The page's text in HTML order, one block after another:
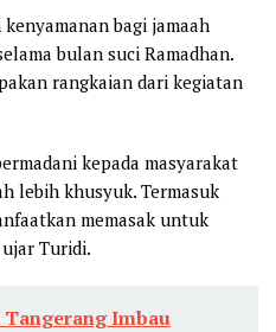
bagi jamaah
bulan suci Ramadhan.
rangkaian dari kegiatan
kepada masyarakat
lebih khusyuk. Termasuk
memasak untuk
Turidi.
Tangerang Imbau